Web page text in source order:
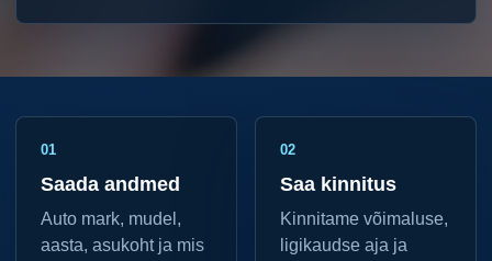
01
Saada andmed
Auto mark, mudel,
aasta, asukoht ja mis
02
Saa kinnitus
Kinnitame võimaluse,
ligikaudse aja ja